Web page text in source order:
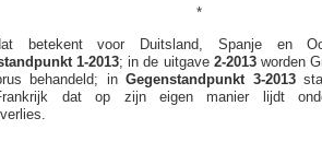
*
betekent voor Duitsland, Spanje en
1-2013; in de uitgave 2-2013worden
behandeld; inGegenstandpunkt 3-2013
dat op zijn eigen manier lijdt